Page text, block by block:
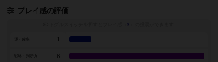
プレイ感の評価
※
1
6